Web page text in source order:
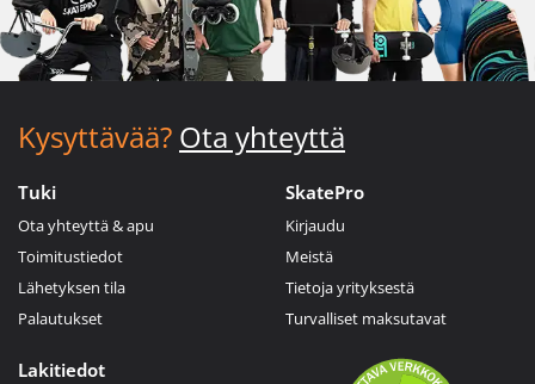
Kysyttävää? Ota yhteyttä
Tuki
Ota yhteyttä & apu
Toimitustiedot
Lähetyksen tila
Palautukset
SkatePro
Kirjaudu
Meistä
Tietoja yrityksestä
Turvalliset maksutavat
Lakitiedot